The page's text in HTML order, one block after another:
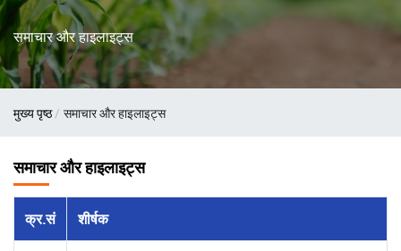
समाचार और हाइलाइट्स
पग
मुख्य पृष्ठ समाचार और हाइलाइट्स
समाचार और हाइलाइट्स
क्र.सं शीर्षक